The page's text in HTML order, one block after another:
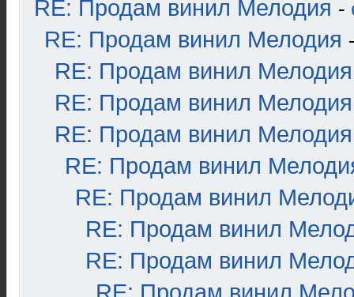
RE: Продам винил Мелодия -
RE: Продам винил Мелодия
RE: Продам винил Мелодия
RE: Продам винил Мелодия
RE: Продам винил Мелодия
RE: Продам винил
RE: Продам винил
RE: Продам винил
RE: Продам винил